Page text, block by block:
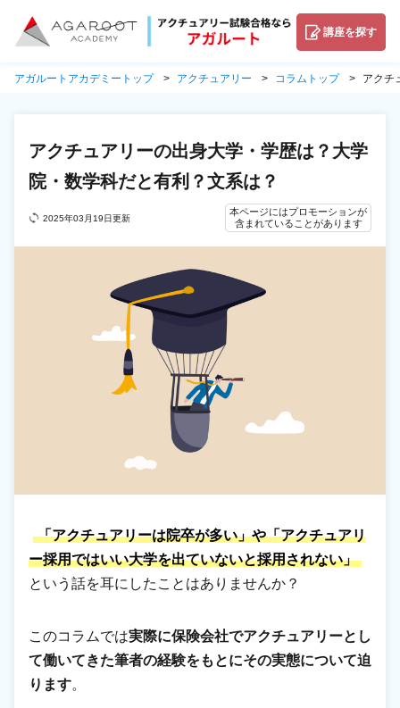
講座を探す
アガルートアカデミートップ アクチュアリー コラムトップ アクチ
アクチュアリーの出身大学・学歴は？大学
院・数学科だと有利？文系は？
2025年03月19日更新
本ページにはプロモーションが
含まれていることがあります
「アクチュアリーは院卒が多い」や「アクチュアリ
ー採用ではいい大学を出ていないと採用されない」
という話を耳にしたことはありませんか？
このコラムでは実際に保険会社でアクチュアリーとし
て働いてきた筆者の経験をもとにその実態について迫
ります。